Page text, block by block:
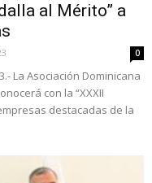
al Mérito” a
0
La Asociación Dominicana
con la “XXXII
destacadas de la